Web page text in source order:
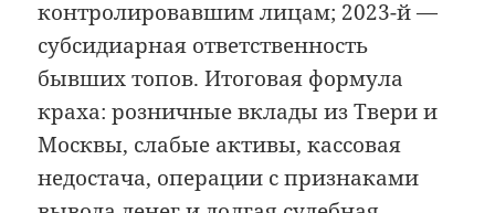
контролировавшим лицам; 2023-й —
субсидиарная ответственность
бывших топов. Итоговая формула
краха: розничные вклады из Твери и
Москвы, слабые активы, кассовая
недостача, операции с признаками